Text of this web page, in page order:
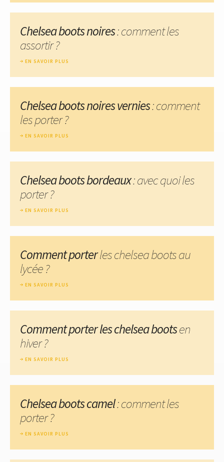
Chelsea boots noires: comment les
assortir ?
EN SAVOIR PLUS
Chelsea boots noires vernies: comment
les porter ?
EN SAVOIR PLUS
Chelsea boots bordeaux: avec quoi les
porter ?
EN SAVOIR PLUS
Comment porterles chelsea boots au
lycée ?
EN SAVOIR PLUS
Comment porter les chelsea bootsen
hiver ?
EN SAVOIR PLUS
Chelsea boots camel: comment les
porter ?
EN SAVOIR PLUS